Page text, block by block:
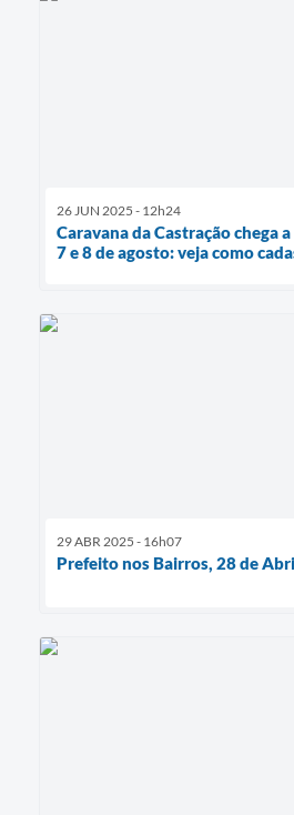
26 JUN 2025 - 12h24
Caravana da Castração chega
7 e 8 de agosto: veja como
29 ABR 2025 - 16h07
Prefeito nos Bairros, 28 de